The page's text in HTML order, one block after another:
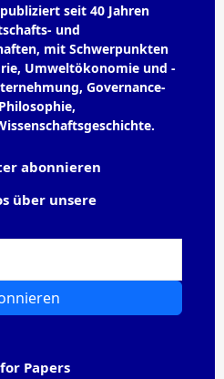
seit 40 Jahren
und
mit Schwerpunkten
Umweltökonomie und -
Governance-
abonnieren
über unsere
Papers